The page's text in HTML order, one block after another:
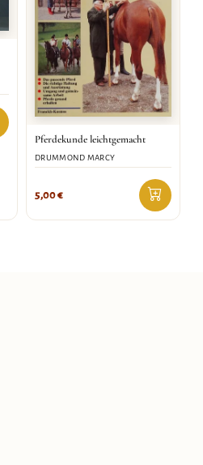
Pferdekunde leichtgemacht
DRUMMOND MARCY
5,00€